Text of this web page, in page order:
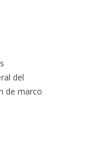
del
de marco